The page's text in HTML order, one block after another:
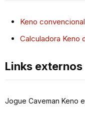
Keno convencional
Calculadora Keno
Links externos
Jogue Caveman Keno